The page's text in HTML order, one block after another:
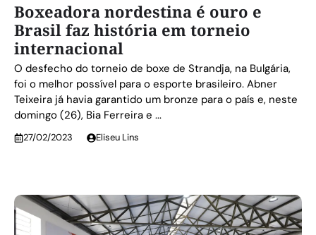
Boxeadora nordestina é ouro e
Brasil faz história em torneio
internacional
O desfecho do torneio de boxe de Strandja, na Bulgária,
foi o melhor possível para o esporte brasileiro. Abner
Teixeira já havia garantido um bronze para o país e, neste
domingo (26), Bia Ferreira e ...
27/02/2023 Eliseu Lins